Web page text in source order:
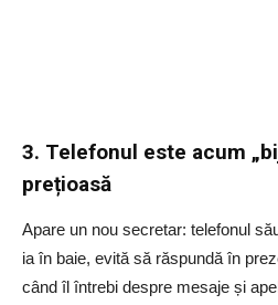
3. Telefonul este acum
prețioasă
Apare un nou secretar: telefonul
ia în baie, evită să răspundă în
când îl întrebi despre mesaje și